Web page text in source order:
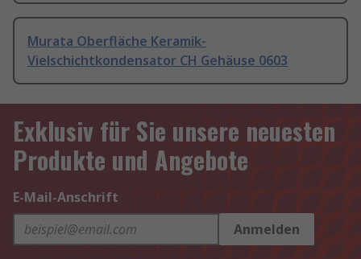
Murata Oberfläche Keramik-
Vielschichtkondensator CH Gehäuse 0603
Exklusiv für Sie unsere neuesten
Produkte und Angebote
E-Mail-Anschrift
Anmelden